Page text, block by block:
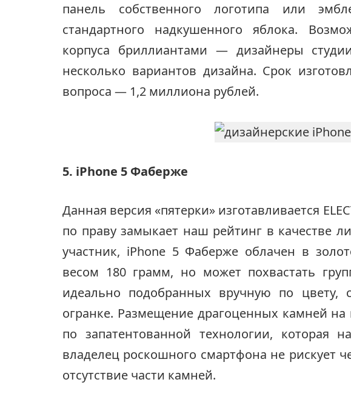
панель собственного логотипа или
стандартного надкушенного яблока.
корпуса бриллиантами — дизайнеры
несколько вариантов дизайна. Срок
вопроса — 1,2 миллиона рублей.
5. iPhone 5 Фаберже
Данная версия «пятерки» изготавливается
по праву замыкает наш рейтинг в качестве
участник, iPhone 5 Фаберже облачен в
весом 180 грамм, но может похвастать
идеально подобранных вручную по цвету,
огранке. Размещение драгоценных камней на
по запатентованной технологии, которая
владелец роскошного смартфона не рискует
отсутствие части камней.